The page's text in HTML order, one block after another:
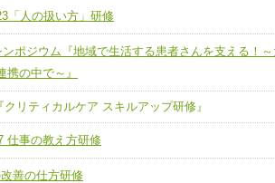
１ 医療人としての基礎能力
療を実践する医療人として、必要な基礎能力を身
じて柔軟に医療チームを組織し、強調できる
３ 多職種連携力
視点とスキルを学び、相互理解と連携を深める
【病院内横断的問題解決チーム】
【地域医療連携推進による高度医療を必要とする
支援チーム】
【癌患者服薬サポートチーム】
【口腔ケアチーム】
「人の扱い方」研修
ンポジウム『地域で生活する患者さんを支える！
携の中で～』
クリティカルケア スキルアップ研修』
仕事の教え方研修
善の仕方研修